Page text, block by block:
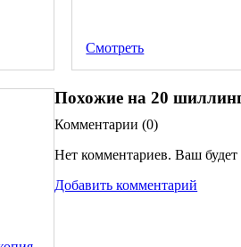
Смотреть
Похожие на 20
Комментарии (0)
Нет комментариев. Ваш
Добавить комментарий